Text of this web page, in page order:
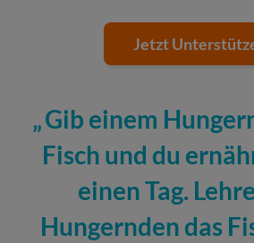
Jetzt
Gib einem
Fisch und du
einen Tag.
Hungernden das